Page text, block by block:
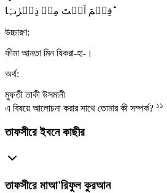
فِیۡمَ اَنۡتَ مِنۡ ذِکۡرٰىہَا ؕ
উচ্চারণ:
ফীমা আনতা মিন যিকরা-হা-।
অর্থ:
মুফতী তাকী উসমানী
এ বিষয়ে আলোচনা করার সাথে তোমার কী সম্পর্ক? ১১
তাফসীরে ইবনে কাছীর
তাফসীরে মাআ'রিফুল কুরআন